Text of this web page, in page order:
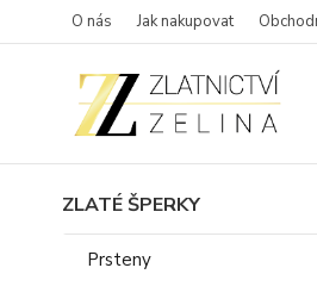
O nás Jak nakupovat
ZLATÉ ŠPERKY
Prsteny